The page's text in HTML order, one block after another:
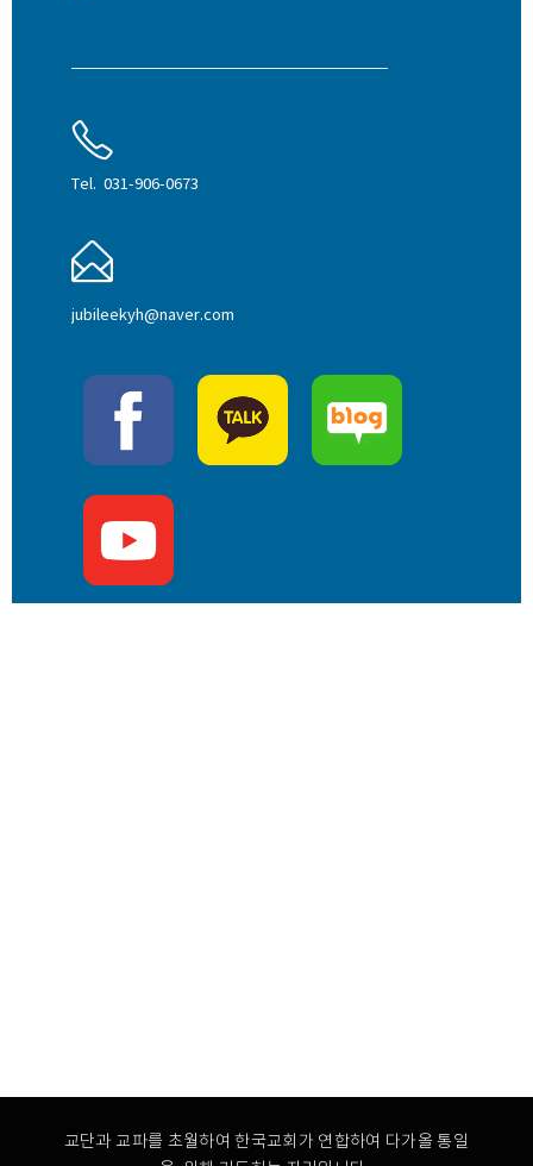
Tel. 031-906-0673
jubileekyh@naver.com
교단과 교파를 초월하여 한국교회가 연합하여 다가올 통일